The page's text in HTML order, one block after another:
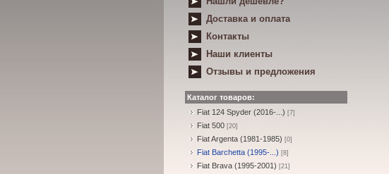
Доставка и оплата
Контакты
Наши клиенты
Отзывы и предложения
Каталог товаров:
Fiat 124 Spyder (2016-...) [7]
Fiat 500 [20]
Fiat Argenta (1981-1985) [0]
Fiat Barchetta (1995-...) [8]
Fiat Brava (1995-2001) [21]